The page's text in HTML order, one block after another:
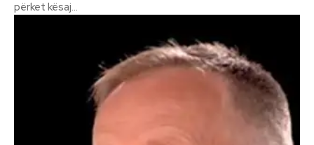
përket kësaj...